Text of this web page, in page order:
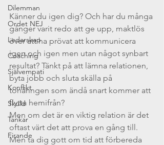
Dilemman
Ordet NEJ
Ledarskap
Coaching
Självempati
Konflikt
Skuld
Tankar
Firande
Känner du igen dig? Och har du många
gånger varit redo att ge upp, maktlös
över att ha prövat att kommunicera
igen och igen men utan något synbart
resultat? Tänkt på att lämna relationen,
byta jobb och sluta skälla på
tonåringen som ändå snart kommer att
flytta hemifrån?
Men om det är en viktig relation är det
oftast värt det att prova en gång till.
Men ta dig gott om tid att förbereda